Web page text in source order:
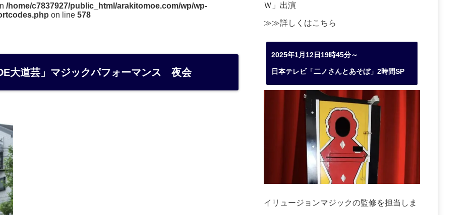
/home/c7837927/public_html/arakitomoe.com/wp/wp-
on line 578
大道芸」マジックパフォーマンス 夜会
Ｗ」出演
≫≫詳しくはこちら
2025年1月12日19時45分～
日本テレビ「二ノさんとあそぼ」2時間SP
イリュージョンマジックの監修を担当しま